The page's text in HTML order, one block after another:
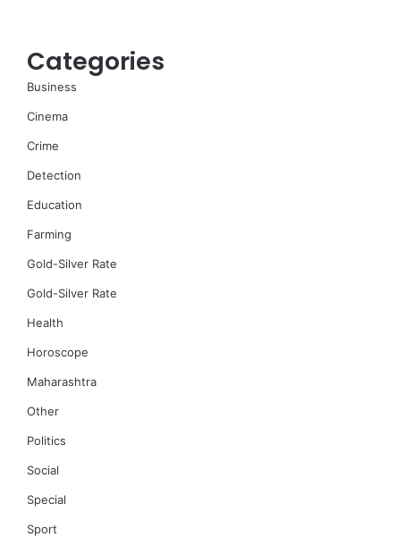
Categories
Business
Cinema
Crime
Detection
Education
Farming
Gold-Silver Rate
Gold-Silver Rate
Health
Horoscope
Maharashtra
Other
Politics
Social
Special
Sport